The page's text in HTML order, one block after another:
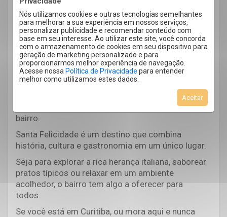
Nós utilizamos cookies e outras tecnologias semelhantes
para melhorar a sua experiência em nossos serviços,
personalizar publicidade e recomendar conteúdo com
base em seu interesse. Ao utilizar este site, você concorda
com o armazenamento de cookies em seu dispositivo para
geração de marketing personalizado e para
proporcionarmos melhor experiência de navegação.
Acesse nossa Política de Privacidade para entender
melhor como utilizamos estes dados.
Aceitar
Frango e da Polenta e muito mais.
7. Passear com tranquilidade
Apesar de sua popularidade, Santa Felicidade ainda
preserva uma atmosfera tranquila, ideal para quem
quer fugir do agito da cidade.
Caminhar pelas ruas arborizadas, visitar as praças
e fazer piqueniques nas praças e parques locais
são formas simples e prazerosas de aproveitar o
bairro.
Santa Felicidade é um destino que combina
história, cultura e gastronomia em um único lugar.
Seja para explorar a rica herança italiana, saborear
pratos típicos ou relaxar em um ambiente
acolhedor, o bairro tem algo a oferecer para
todos.
Se você está em Curitiba, ou mora aqui e nunca